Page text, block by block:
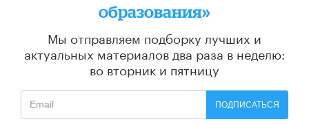
образования»
Мы отправляем подборку лучших и
актуальных материалов два раза в неделю:
во вторник и пятницу
ПОДПИСАТЬСЯ